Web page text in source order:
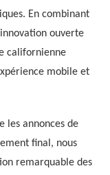
En combinant
ouverte
californienne
mobile et
les annonces de
final, nous
remarquable des